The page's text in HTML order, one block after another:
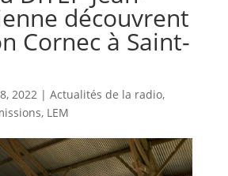
découvrent
Cornec à Saint-
2022| Actualités de la radio,
, LEM